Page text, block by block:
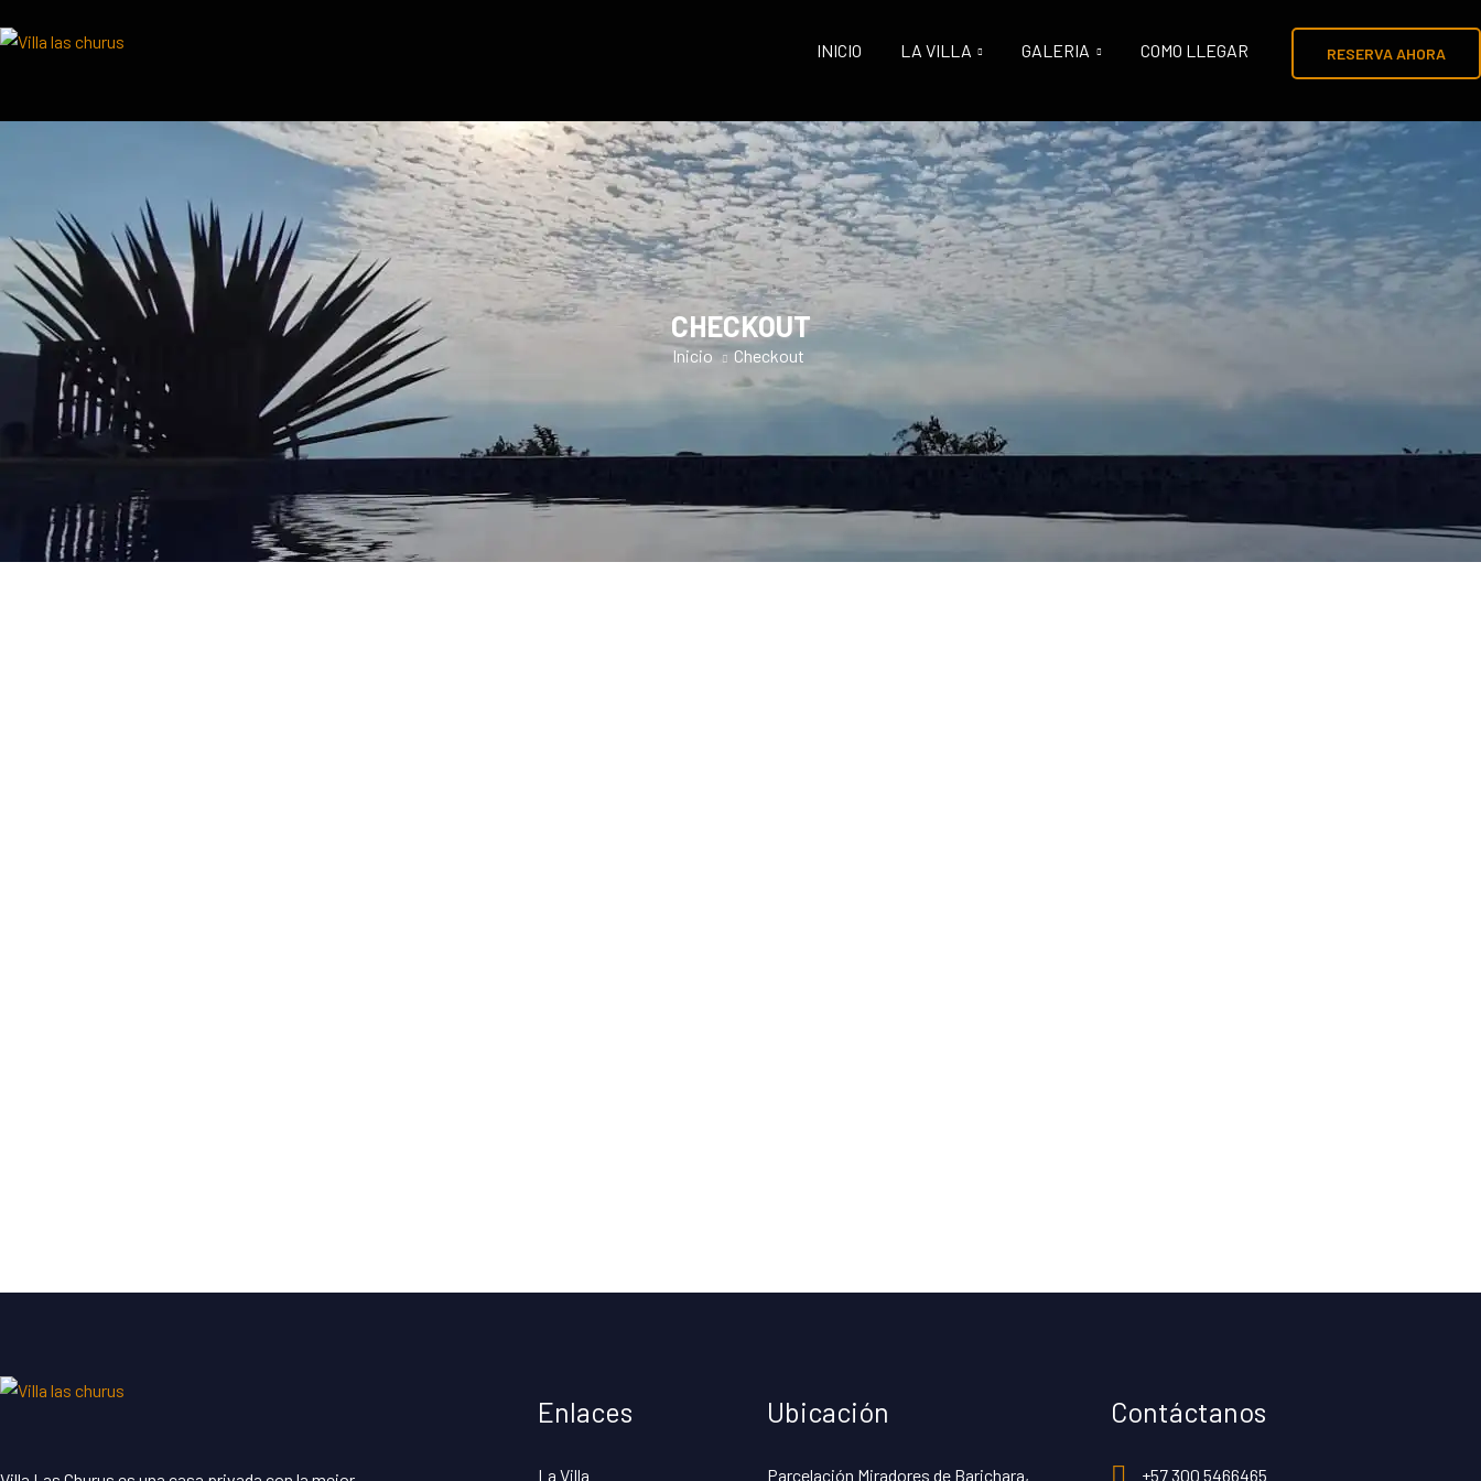
INICIO LA VILLA GALERIA COMO LLEGAR RESERVA AHORA
CHECKOUT
Inicio Checkout
Enlaces
La Villa
Ubicación
Parcelación Miradores de Barichara,
Contáctanos
+57 300 5466465